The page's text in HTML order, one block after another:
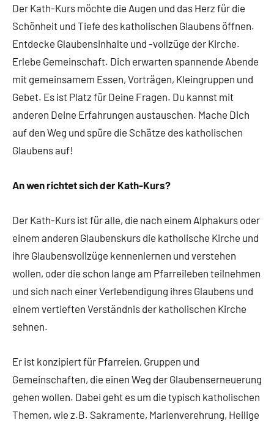
Der Kath-Kurs möchte die Augen und das Herz für die
Schönheit und Tiefe des katholischen Glaubens öffnen.
Entdecke Glaubensinhalte und -vollzüge der Kirche.
Erlebe Gemeinschaft. Dich erwarten spannende Abende
mit gemeinsamem Essen, Vorträgen, Kleingruppen und
Gebet. Es ist Platz für Deine Fragen. Du kannst mit
anderen Deine Erfahrungen austauschen. Mache Dich
auf den Weg und spüre die Schätze des katholischen
Glaubens auf!
An wen richtet sich der Kath-Kurs?
Der Kath-Kurs ist für alle, die nach einem Alphakurs oder
einem anderen Glaubenskurs die katholische Kirche und
ihre Glaubensvollzüge kennenlernen und verstehen
wollen, oder die schon lange am Pfarreileben teilnehmen
und sich nach einer Verlebendigung ihres Glaubens und
einem vertieften Verständnis der katholischen Kirche
sehnen.
Er ist konzipiert für Pfarreien, Gruppen und
Gemeinschaften, die einen Weg der Glaubenserneuerung
gehen wollen. Dabei geht es um die typisch katholischen
Themen, wie z.B. Sakramente, Marienverehrung, Heilige